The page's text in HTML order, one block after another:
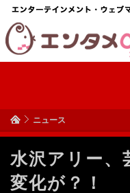
ニュース
水沢アリー、
変化が？！